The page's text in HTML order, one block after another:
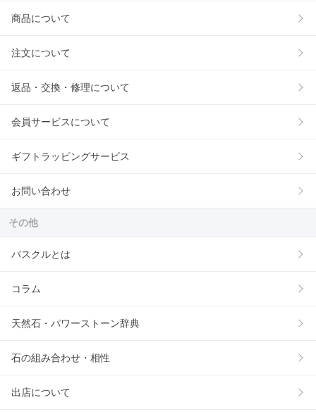
商品について
注文について
返品・交換・修理について
会員サービスについて
ギフトラッピングサービス
お問い合わせ
その他
パスクルとは
コラム
天然石・パワーストーン辞典
石の組み合わせ・相性
出店について